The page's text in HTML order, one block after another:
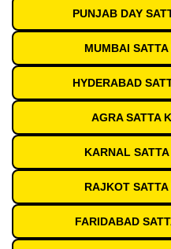
PUNJAB DAY
MUMBAI
HYDERABAD
AGRA SATTA
KARNAL
RAJKOT
FARIDABAD